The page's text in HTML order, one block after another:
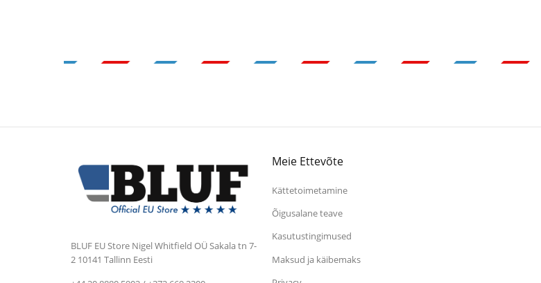
BLUF EU Store Nigel Whitfield OÜSakala tn 7-
2 10141 Tallinn Eesti
Meie Ettevõte
Kättetoimetamine
Õigusalane teave
Kasutustingimused
Maksud ja käibemaks